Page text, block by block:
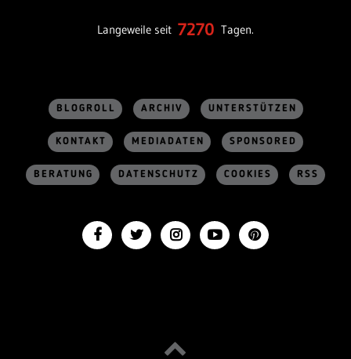
Langeweile seit 7270 Tagen.
BLOGROLL ARCHIV UNTERSTÜTZEN
KONTAKT MEDIADATEN SPONSORED
BERATUNG DATENSCHUTZ COOKIES RSS